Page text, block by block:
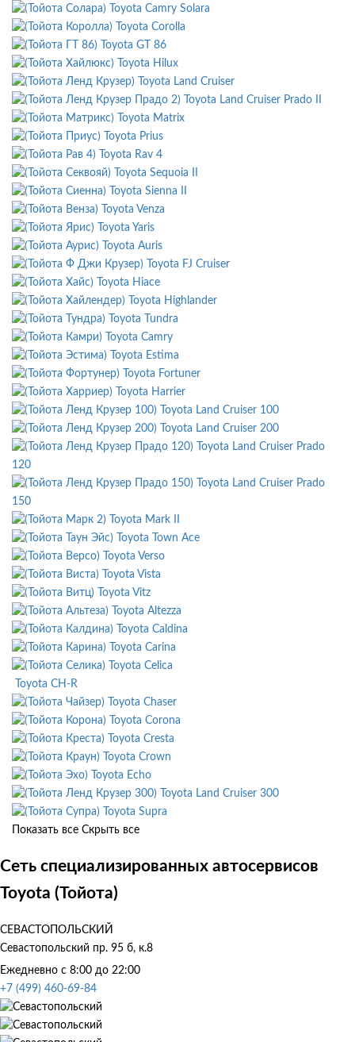
Toyota Camry Solara
Toyota Corolla
Toyota GT 86
Toyota Hilux
Toyota Land Cruiser
Toyota Land Cruiser Prado II
Toyota Matrix
Toyota Prius
Toyota Rav 4
Toyota Sequoia II
Toyota Sienna II
Toyota Venza
Toyota Yaris
Toyota Auris
Toyota FJ Cruiser
Toyota Hiace
Toyota Highlander
Toyota Tundra
Toyota Camry
Toyota Estima
Toyota Fortuner
Toyota Harrier
Toyota Land Cruiser 100
Toyota Land Cruiser 200
Toyota Land Cruiser Prado
120
Toyota Land Cruiser Prado
150
Toyota Mark II
Toyota Town Ace
Toyota Verso
Toyota Vista
Toyota Vitz
Toyota Altezza
Toyota Caldina
Toyota Carina
Toyota Celica
Toyota CH-R
Toyota Chaser
Toyota Corona
Toyota Cresta
Toyota Crown
Toyota Echo
Toyota Land Cruiser 300
Toyota Supra
Показать все Скрыть все
Сеть специализированных автосервисов
Toyota (Тойота)
СЕВАСТОПОЛЬСКИЙ
Севастопольский пр. 95 б, к.8
Ежедневно с 8:00 до 22:00
+7 (499) 460-69-84